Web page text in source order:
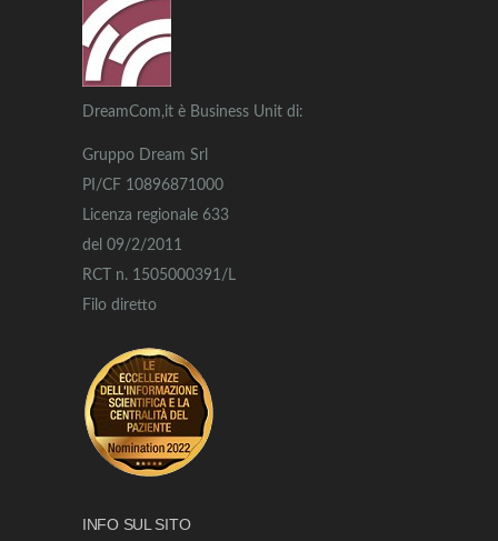
DreamCom,it è Business Unit di:
Gruppo Dream Srl
PI/CF 10896871000
Licenza regionale 633
del 09/2/2011
RCT n. 1505000391/L
Filo diretto
INFO SUL SITO